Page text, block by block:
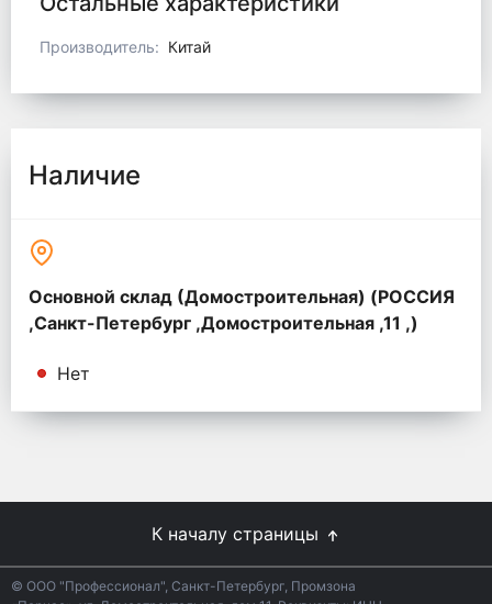
Производитель: Китай
Наличие
Основной склад (Домостроительная) (РОССИЯ
,Санкт-Петербург ,Домостроительная ,11 ,)
Нет
К началу страницы
© ООО "Профессионал", Санкт-Петербург, Промзона